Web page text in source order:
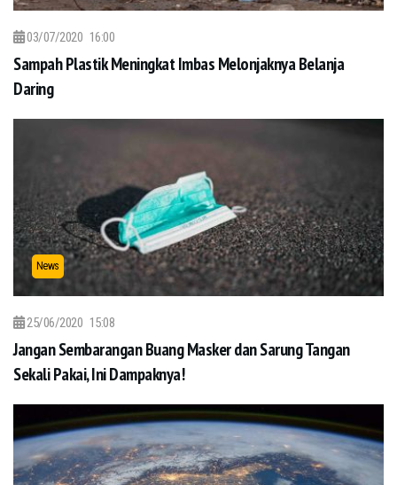
03/07/2020 16:00
Sampah Plastik Meningkat Imbas Melonjaknya Belanja
Daring
News
25/06/2020 15:08
Jangan Sembarangan Buang Masker dan Sarung Tangan
Sekali Pakai, Ini Dampaknya!